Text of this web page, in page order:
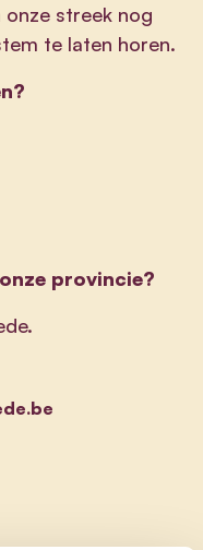
streek nog
te laten horen.
provincie?